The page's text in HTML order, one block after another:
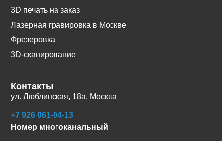
3D печать на заказ
Лазерная гравировка в Москве
Фрезеровка
3D-сканирование
Контакты
ул. Люблинская, 18а. Москва
+7 926 061-04-13
Номер многоканальный